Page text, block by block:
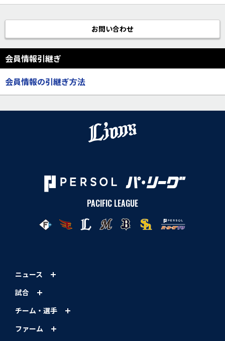
お問い合わせ
会員情報引継ぎ
会員情報の引継ぎ方法
PACIFIC LEAGUE
ニュース
試合
チーム・選手
ファーム